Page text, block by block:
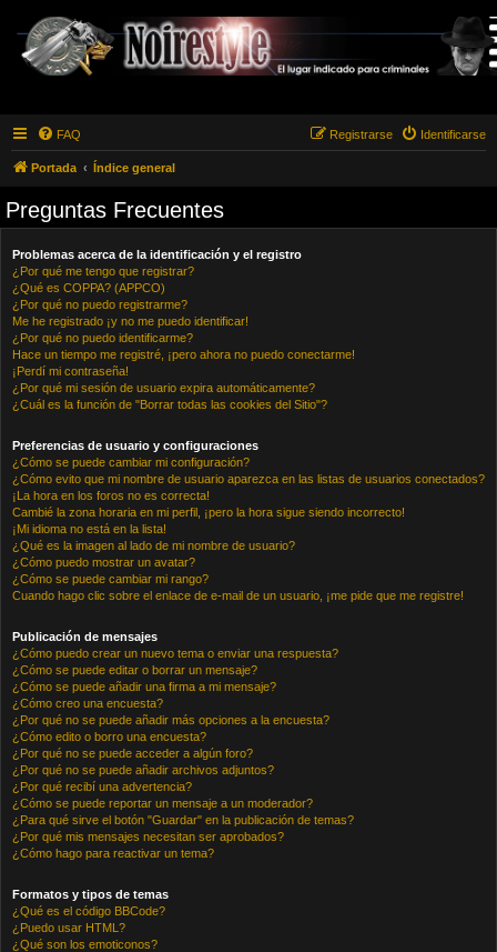
FAQ Identificarse
Registrarse
Portada Índice general
Preguntas Frecuentes
Problemas acerca de la identificación y el registro
¿Por qué me tengo que registrar?
¿Qué es COPPA? (APPCO)
¿Por qué no puedo registrarme?
Me he registrado ¡y no me puedo identificar!
¿Por qué no puedo identificarme?
Hace un tiempo me registré, ¡pero ahora no puedo conectarme!
¡Perdí mi contraseña!
¿Por qué mi sesión de usuario expira automáticamente?
¿Cuál es la función de "Borrar todas las cookies del Sitio"?
Preferencias de usuario y configuraciones
¿Cómo se puede cambiar mi configuración?
¿Cómo evito que mi nombre de usuario aparezca en las listas de usuarios conectados?
¡La hora en los foros no es correcta!
Cambié la zona horaria en mi perfil, ¡pero la hora sigue siendo incorrecto!
¡Mi idioma no está en la lista!
¿Qué es la imagen al lado de mi nombre de usuario?
¿Cómo puedo mostrar un avatar?
¿Cómo se puede cambiar mi rango?
Cuando hago clic sobre el enlace de e-mail de un usuario, ¡me pide que me registre!
Publicación de mensajes
¿Cómo puedo crear un nuevo tema o enviar una respuesta?
¿Cómo se puede editar o borrar un mensaje?
¿Cómo se puede añadir una firma a mi mensaje?
¿Cómo creo una encuesta?
¿Por qué no se puede añadir más opciones a la encuesta?
¿Cómo edito o borro una encuesta?
¿Por qué no se puede acceder a algún foro?
¿Por qué no se puede añadir archivos adjuntos?
¿Por qué recibí una advertencia?
¿Cómo se puede reportar un mensaje a un moderador?
¿Para qué sirve el botón "Guardar" en la publicación de temas?
¿Por qué mis mensajes necesitan ser aprobados?
¿Cómo hago para reactivar un tema?
Formatos y tipos de temas
¿Qué es el código BBCode?
¿Puedo usar HTML?
¿Qué son los emoticonos?